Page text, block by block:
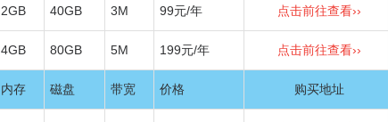
2GB 40GB 3M 99元/年 点击前往查看››
4GB 80GB 5M 199元/年 点击前往查看››
内存 磁盘 带宽 价格 购买地址